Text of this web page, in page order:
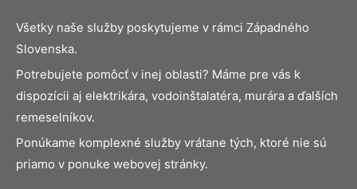
Všetky naše služby poskytujeme v rámci Západného
Slovenska.
Potrebujete pomôcť v inej oblasti? Máme pre vás k
dispozícii aj elektrikára, vodoinštalatéra, murára a ďalších
remeselníkov.
Ponúkame komplexné služby vrátane tých, ktoré nie sú
priamo v ponuke webovej stránky.